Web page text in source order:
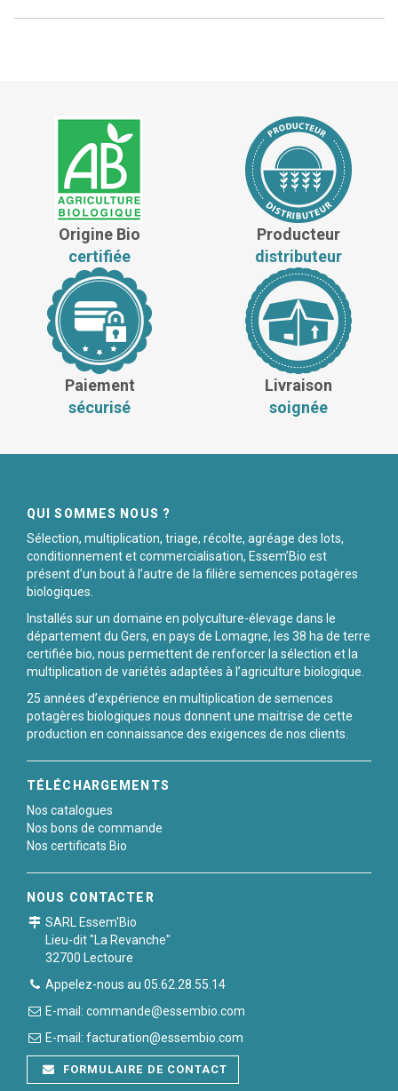
Origine Bio
certifiée
Producteur
distributeur
Paiement
sécurisé
Livraison
soignée
QUI SOMMES NOUS ?
Sélection, multiplication, triage, récolte, agréage des lots,
conditionnement et commercialisation, Essem’Bio est
présent d’un bout à l’autre de la filière semences potagères
biologiques.
Installés sur un domaine en polyculture-élevage dans le
département du Gers, en pays de Lomagne, les 38 ha de terre
certifiée bio, nous permettent de renforcer la sélection et la
multiplication de variétés adaptées à l’agriculture biologique.
25 années d’expérience en multiplication de semences
potagères biologiques nous donnent une maitrise de cette
production en connaissance des exigences de nos clients.
TÉLÉCHARGEMENTS
Nos catalogues
Nos bons de commande
Nos certificats Bio
NOUS CONTACTER
SARL Essem'Bio
Lieu-dit "La Revanche"
32700 Lectoure
Appelez-nous au 05.62.28.55.14
E-mail: commande@essembio.com
E-mail: facturation@essembio.com
FORMULAIRE DE CONTACT